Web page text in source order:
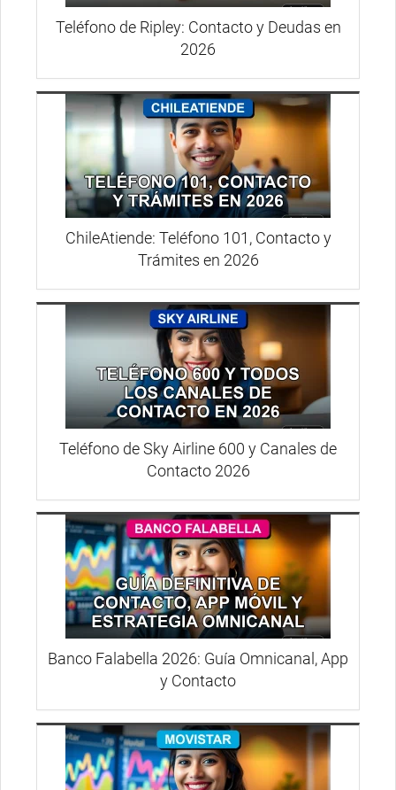
Teléfono de Ripley: Contacto y Deudas en
2026
ChileAtiende: Teléfono 101, Contacto y
Trámites en 2026
Teléfono de Sky Airline 600 y Canales de
Contacto 2026
Banco Falabella 2026: Guía Omnicanal, App
y Contacto